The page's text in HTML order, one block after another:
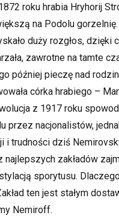
roku hrabia Hryhorij
na Podolu
duży rozgłos, dzięki
zawrotne na tamte
później pieczę nad
córka hrabiego –
z 1917 roku
przez nacjonalistów,
i trudności dziś
najlepszych zakładów
sporytusu.
ten jest stałym
Nemiroff.